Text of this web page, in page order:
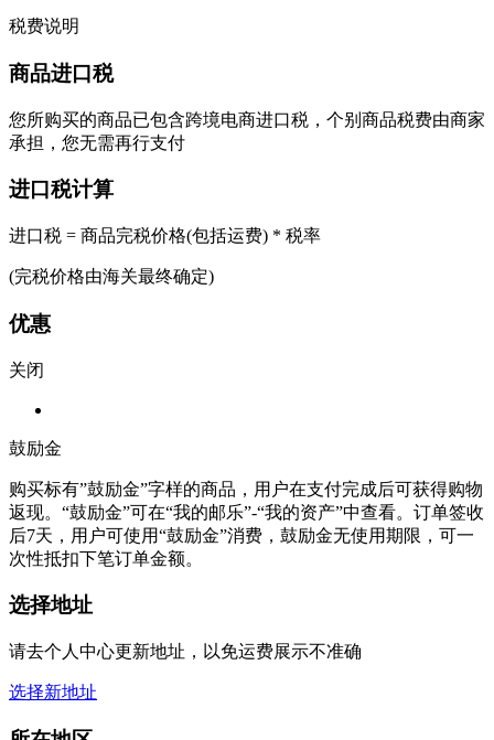
税费说明
商品进口税
您所购买的商品已包含跨境电商进口税，个别商品税费由商家
承担，您无需再行支付
进口税计算
进口税 = 商品完税价格(包括运费) * 税率
(完税价格由海关最终确定)
优惠
关闭
鼓励金
购买标有”鼓励金”字样的商品，用户在支付完成后可获得购物
返现。“鼓励金”可在“我的邮乐”-“我的资产”中查看。订单签收
后7天，用户可使用“鼓励金”消费，鼓励金无使用期限，可一
次性抵扣下笔订单金额。
选择地址
请去个人中心更新地址，以免运费展示不准确
选择新地址